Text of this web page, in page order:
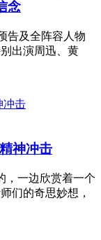
念
告及全阵容人物
出演周迅、黄
神冲击
，一边欣赏着一个
们的奇思妙想，